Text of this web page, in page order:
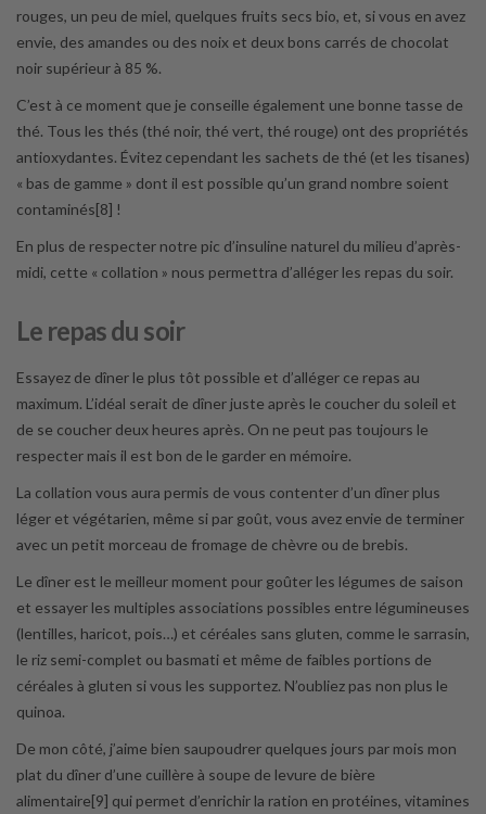
rouges, un peu de miel, quelques fruits secs bio, et, si vous en avez
envie, des amandes ou des noix et deux bons carrés de chocolat
noir supérieur à 85 %.
C’est à ce moment que je conseille également une bonne tasse de
thé. Tous les thés (thé noir, thé vert, thé rouge) ont des propriétés
antioxydantes. Évitez cependant les sachets de thé (et les tisanes)
« bas de gamme » dont il est possible qu’un grand nombre soient
contaminés[8] !
En plus de respecter notre pic d’insuline naturel du milieu d’après-
midi, cette « collation » nous permettra d’alléger les repas du soir.
Le repas du soir
Essayez de dîner le plus tôt possible et d’alléger ce repas au
maximum. L’idéal serait de dîner juste après le coucher du soleil et
de se coucher deux heures après. On ne peut pas toujours le
respecter mais il est bon de le garder en mémoire.
La collation vous aura permis de vous contenter d’un dîner plus
léger et végétarien, même si par goût, vous avez envie de terminer
avec un petit morceau de fromage de chèvre ou de brebis.
Le dîner est le meilleur moment pour goûter les légumes de saison
et essayer les multiples associations possibles entre légumineuses
(lentilles, haricot, pois…) et céréales sans gluten, comme le sarrasin,
le riz semi-complet ou basmati et même de faibles portions de
céréales à gluten si vous les supportez. N’oubliez pas non plus le
quinoa.
De mon côté, j’aime bien saupoudrer quelques jours par mois mon
plat du dîner d’une cuillère à soupe de levure de bière
alimentaire[9] qui permet d’enrichir la ration en protéines, vitamines